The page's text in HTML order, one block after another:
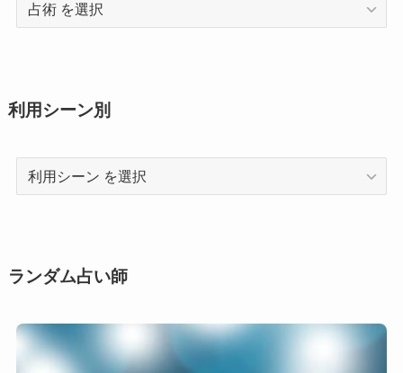
術
利用シーン別
利
用
ン
ランダム占い師